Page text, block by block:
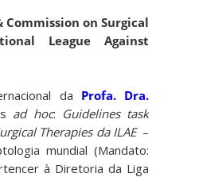
Commission on Surgical
League Against
da Profa. Dra.
ad hoc: Guidelines task
Therapies da ILAE–
mundial (Mandato:
à Diretoria da Liga